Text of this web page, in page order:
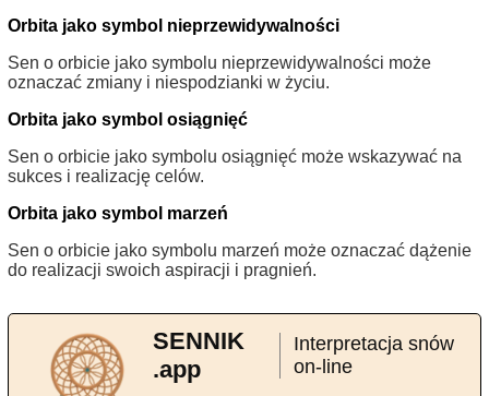
Orbita jako symbol nieprzewidywalności
Sen o orbicie jako symbolu nieprzewidywalności może
oznaczać zmiany i niespodzianki w życiu.
Orbita jako symbol osiągnięć
Sen o orbicie jako symbolu osiągnięć może wskazywać na
sukces i realizację celów.
Orbita jako symbol marzeń
Sen o orbicie jako symbolu marzeń może oznaczać dążenie
do realizacji swoich aspiracji i pragnień.
SENNIK
.app
Interpretacja snów
on-line